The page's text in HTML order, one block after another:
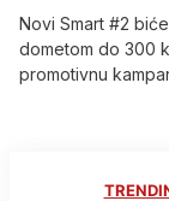
Novi Smart #2
dometom do 300
promotivnu